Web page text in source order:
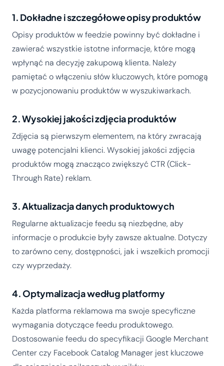
1. Dokładne i szczegółowe opisy produktów
Opisy produktów w feedzie powinny być dokładne i
zawierać wszystkie istotne informacje, które mogą
wpłynąć na decyzję zakupową klienta. Należy
pamiętać o włączeniu słów kluczowych, które pomogą
w pozycjonowaniu produktów w wyszukiwarkach.
2. Wysokiej jakości zdjęcia produktów
Zdjęcia są pierwszym elementem, na który zwracają
uwagę potencjalni klienci. Wysokiej jakości zdjęcia
produktów mogą znacząco zwiększyć CTR (Click-
Through Rate) reklam.
3. Aktualizacja danych produktowych
Regularne aktualizacje feedu są niezbędne, aby
informacje o produkcie były zawsze aktualne. Dotyczy
to zarówno ceny, dostępności, jak i wszelkich promocji
czy wyprzedaży.
4. Optymalizacja według platformy
Każda platforma reklamowa ma swoje specyficzne
wymagania dotyczące feedu produktowego.
Dostosowanie feedu do specyfikacji Google Merchant
Center czy Facebook Catalog Manager jest kluczowe